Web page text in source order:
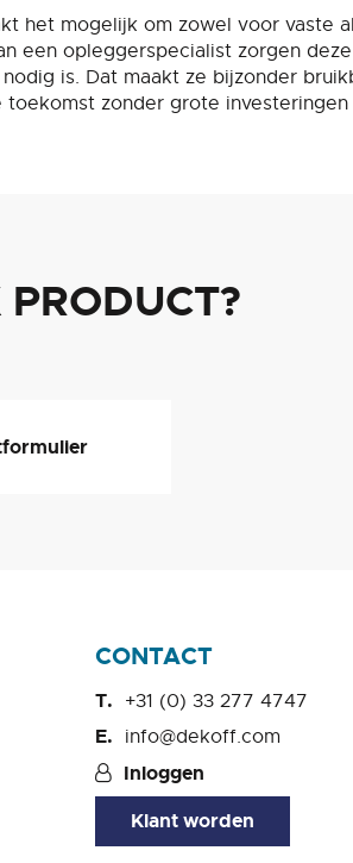
het mogelijk om zowel voor vaste
een opleggerspecialist zorgen
is. Dat maakt ze bijzonder
zonder grote investeringen
CONTACT
+31 (0) 33 277 4747
info@dekoff.com
Inloggen
Klant worden